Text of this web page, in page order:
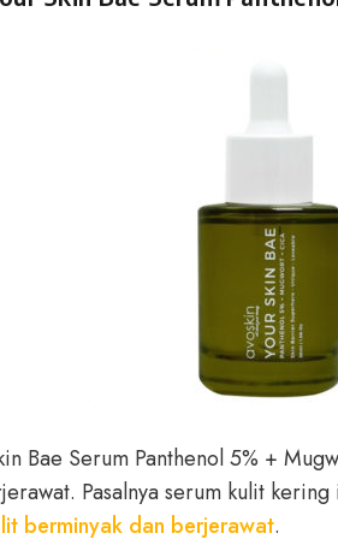
Bae Serum Panthenol 5% +
Pasalnya serum kulit
berminyak dan berjerawat.